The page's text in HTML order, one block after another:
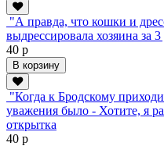
"А правда, что кошки и
выдрессировала хозяина за
40 р
В корзину
"Когда к Бродскому
уважения было - Хотите, я
открытка
40 р